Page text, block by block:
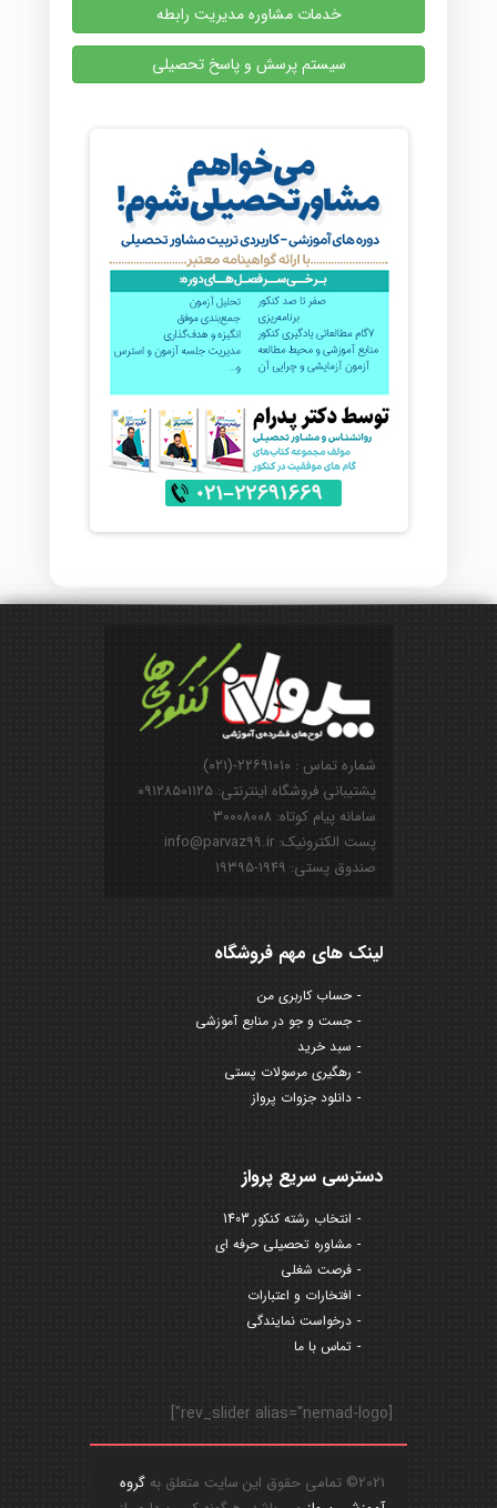
خدمات مشاوره مدیریت رابطه
سیستم پرسش و پاسخ تحصیلی
شماره تماس : ۲۲۶۹۱۰۱۰-(۰۲۱)
پشتیبانی فروشگاه اینترنتی: ۰۹۱۲۸۵۰۱۱۲۵
سامانه پیام کوتاه: ۳۰۰۰۸۰۰۸
پست الکترونیک: info@parvaz99.ir
صندوق پستی: ۱۹۴۹-۱۹۳۹۵
لینک های مهم فروشگاه
حساب کاربری من
جست و جو در منابع آموزشی
سبد خرید
رهگیری مرسولات پستی
دانلود جزوات پرواز
دسترسی سریع پرواز
انتخاب رشته کنکور 1403
مشاوره تحصیلی حرفه ای
فرصت شغلی
افتخارات و اعتبارات
درخواست نمایندگی
تماس با ما
[rev_slider alias="nemad-logo"]
2021© تمامی حقوق این سایت متعلق به
گروه